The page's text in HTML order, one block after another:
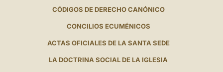
CÓDIGOS DE DERECHO CANÓNICO
CONCILIOS ECUMÉNICOS
ACTAS OFICIALES DE LA SANTA SEDE
LA DOCTRINA SOCIAL DE LA IGLESIA